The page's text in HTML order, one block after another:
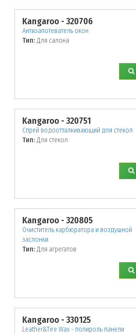
Kangaroo - 320706
Антизапотеватель окон
Тип: Для салона
Kangaroo - 320751
Спрей водоотталкивающий для стекол
Тип: Для стекол
Kangaroo - 320805
Очиститель карбюратора и воздушной
заслонки
Тип: Для агрегатов
Kangaroo - 330125
Leather&Tire Wax - полироль панели